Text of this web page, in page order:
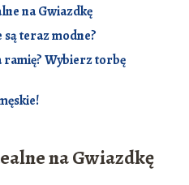
na Gwiazdkę
teraz modne?
ramię? Wybierz torbę
na Gwiazdkę